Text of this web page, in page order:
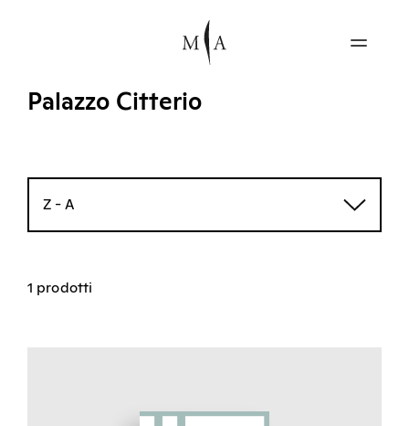
Palazzo Citterio
Z - A
1 prodotti